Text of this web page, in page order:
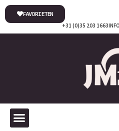
+31 (0)35 203 1663
FAVORIETEN